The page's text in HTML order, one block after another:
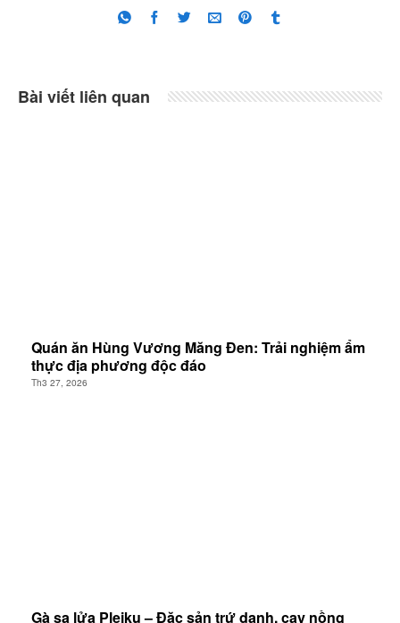
Bài viết liên quan
Quán ăn Hùng Vương Măng Đen: Trải nghiệm ẩm
thực địa phương độc đáo
Th3 27, 2026
Gà sa lửa Pleiku – Đặc sản trứ danh, cay nồng